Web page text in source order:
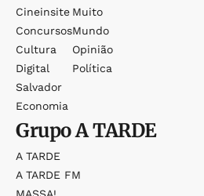
Cineinsite
Concursos
Cultura
Digital
Salvador
Economia
Muito
Mundo
Opinião
Política
GrupoA TARDE
A TARDE
A TARDE FM